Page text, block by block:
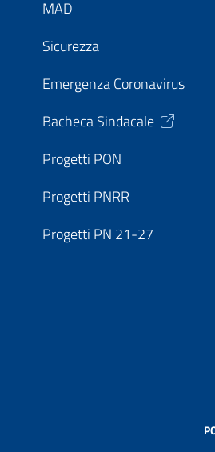
MAD
Sicurezza
Emergenza Coronavirus
Bacheca Sindacale
Progetti PON
Progetti PNRR
Progetti PN 21-27